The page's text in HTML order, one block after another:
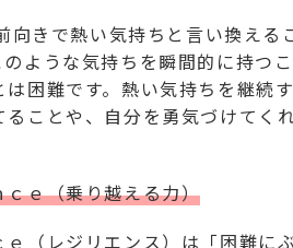
向きで熱い気持ちと言い換える
のような気持ちを瞬間的に持つ
は困難です。熱い気持ちを継続
ることや、自分を勇気づけてく
ｅ（乗り越える力）
ｅ（レジリエンス）は「困難に